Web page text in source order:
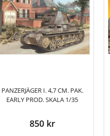
PANZERJÄGER I. 4,7 CM. PAK.
EARLY PROD. SKALA 1/35
850 kr